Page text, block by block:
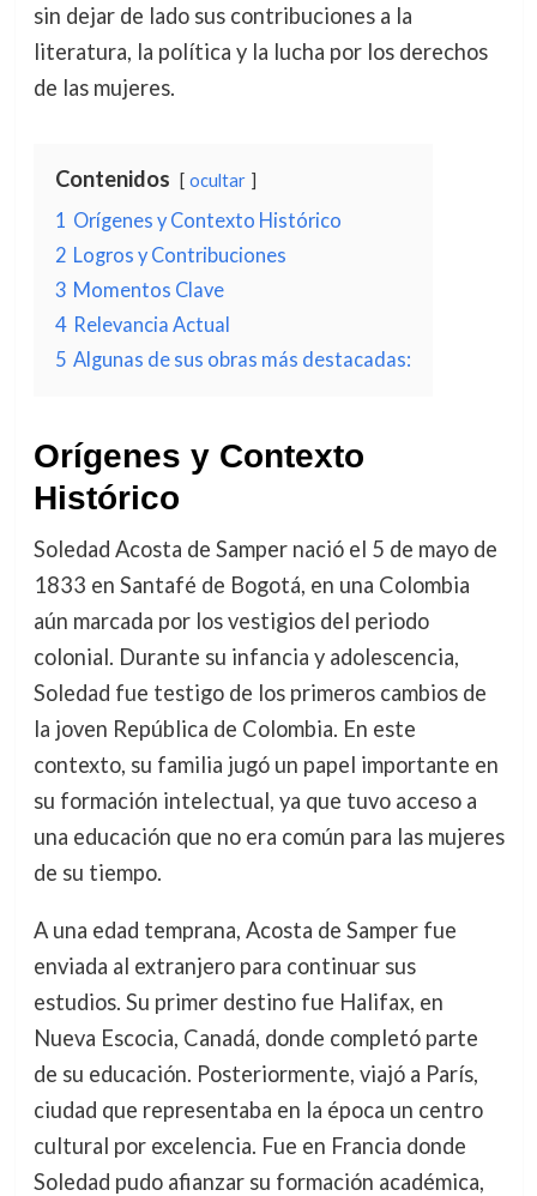
sin dejar de lado sus contribuciones a la
literatura, la política y la lucha por los derechos
de las mujeres.
Contenidos ocultar
1 Orígenes y Contexto Histórico
2 Logros y Contribuciones
3 Momentos Clave
4 Relevancia Actual
5 Algunas de sus obras más destacadas:
Orígenes y Contexto
Histórico
Soledad Acosta de Samper nació el 5 de mayo de
1833 en Santafé de Bogotá, en una Colombia
aún marcada por los vestigios del periodo
colonial. Durante su infancia y adolescencia,
Soledad fue testigo de los primeros cambios de
la joven República de Colombia. En este
contexto, su familia jugó un papel importante en
su formación intelectual, ya que tuvo acceso a
una educación que no era común para las mujeres
de su tiempo.
A una edad temprana, Acosta de Samper fue
enviada al extranjero para continuar sus
estudios. Su primer destino fue Halifax, en
Nueva Escocia, Canadá, donde completó parte
de su educación. Posteriormente, viajó a París,
ciudad que representaba en la época un centro
cultural por excelencia. Fue en Francia donde
Soledad pudo afianzar su formación académica,